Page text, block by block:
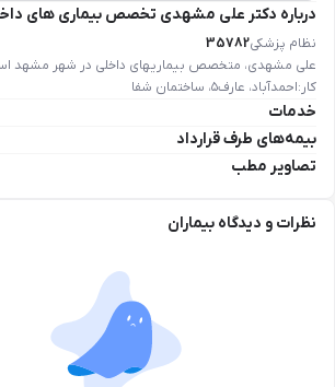
درباره دکتر علی مشهدی تخصص بیماری های
نظام پزشکی35782
علی مشهدی، متخصص بیماریهای داخلی در شهر مشهد
کار:احمدآباد، عارف۵، ساختمان شفا
خدمات
بیمه‌های طرف قرارداد
تصاویر مطب
نظرات و دیدگاه بیماران